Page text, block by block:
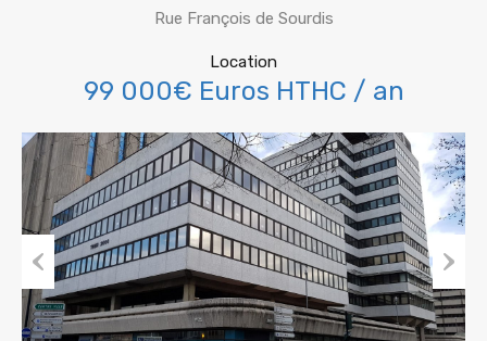
Rue François de Sourdis
Location
99 000€ Euros HTHC / an
Previous Next